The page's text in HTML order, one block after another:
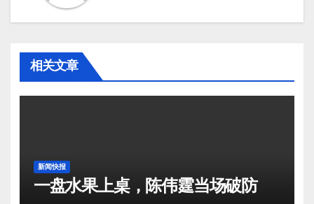
相关文章
新闻快报
一盘水果上桌，陈伟霆当场破防